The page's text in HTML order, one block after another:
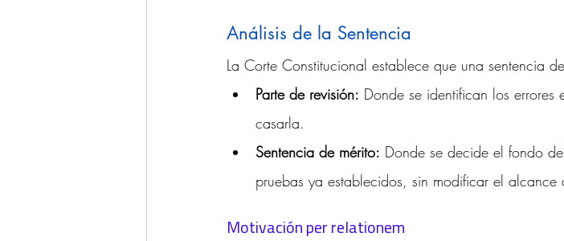
Análisis de la Sentencia
La Corte Constitucional establece que una sentencia
Parte de revisión: Donde se identifican los
casarla.
Sentencia de mérito: Donde se decide el fondo
pruebas ya establecidos, sin modificar el alcance
Motivación per relationem